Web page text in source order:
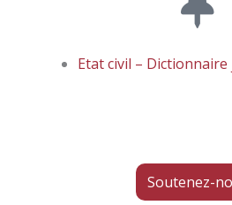
Etat civil –
Soutenez-